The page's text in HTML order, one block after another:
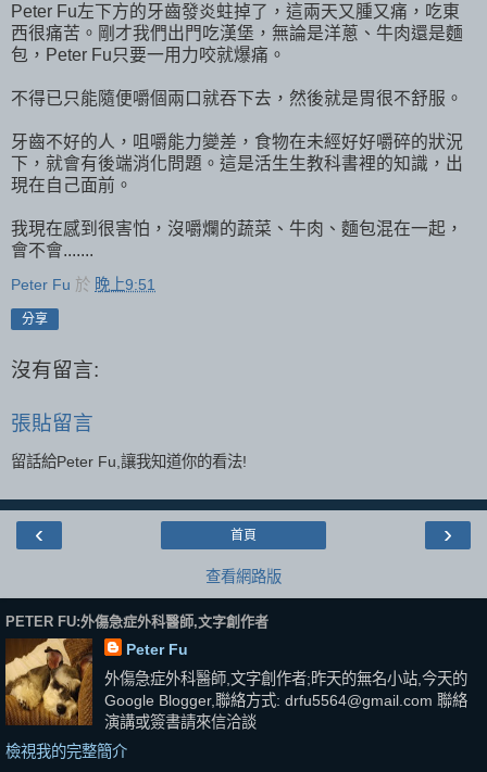
Peter Fu左下方的牙齒發炎蛀掉了，這兩天又腫又痛，吃東
西很痛苦。剛才我們出門吃漢堡，無論是洋蔥、牛肉還是麵
包，Peter Fu只要一用力咬就爆痛。
不得已只能隨便嚼個兩口就吞下去，然後就是胃很不舒服。
牙齒不好的人，咀嚼能力變差，食物在未經好好嚼碎的狀況
下，就會有後端消化問題。這是活生生教科書裡的知識，出
現在自己面前。
我現在感到很害怕，沒嚼爛的蔬菜、牛肉、麵包混在一起，
會不會.......
Peter Fu 於 晚上9:51
分享
沒有留言:
張貼留言
留話給Peter Fu,讓我知道你的看法!
‹ ›
首頁
查看網路版
PETER FU:外傷急症外科醫師,文字創作者
Peter Fu
外傷急症外科醫師,文字創作者;昨天的無名小站,今天的
Google Blogger,聯絡方式: drfu5564@gmail.com 聯絡
演講或簽書請來信洽談
檢視我的完整簡介